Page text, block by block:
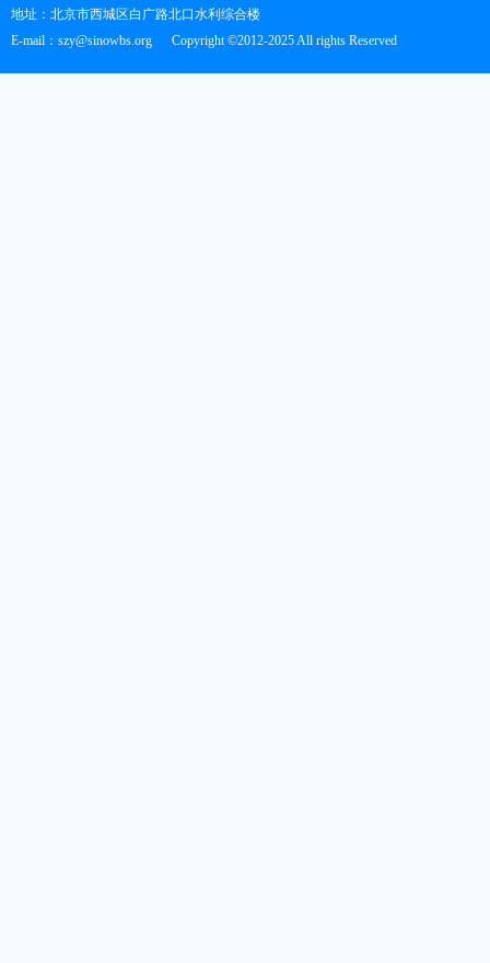
地址：北京市西城区白广路北口水利综合楼
E-mail：szy@sinowbs.org
Copyright ©2012-2025 All rights Reserved